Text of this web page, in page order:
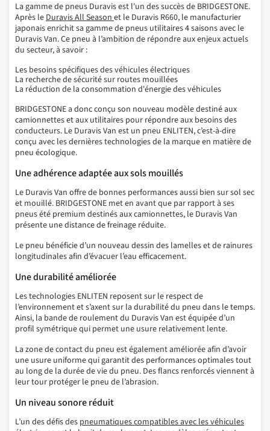
La gamme de pneus Duravis est l'un des succès de BRIDGESTONE.
Après leDuravis All Seasonet le Duravis R660, le manufacturier
japonais enrichit sa gamme de pneus utilitaires 4 saisons avec le
Duravis Van. Ce pneu à l’ambition de répondre aux enjeux actuels
du secteur, à savoir :
Les besoins spécifiques des véhicules électriques
La recherche de sécurité sur routes mouillées
La réduction de la consommation d'énergie des véhicules
BRIDGESTONE a donc conçu son nouveau modèle destiné aux
camionnettes et aux utilitaires pour répondre aux besoins des
conducteurs. Le Duravis Van est un pneu ENLITEN, c’est-à-dire
conçu avec les dernières technologies de la marque en matière de
pneu écologique.
Une adhérence adaptée aux sols mouillés
Le Duravis Van offre de bonnes performances aussi bien sur sol sec
et mouillé. BRIDGESTONE met en avant que par rapport à ses
pneus été premium destinés aux camionnettes, le Duravis Van
présente une distance de freinage réduite.
Le pneu bénéficie d’un nouveau dessin des lamelles et de rainures
longitudinales afin d’évacuer l’eau efficacement.
Une durabilité améliorée
Les technologies ENLITEN reposent sur le respect de
l’environnement et s’axent sur la durabilité du pneu dans le temps.
Ainsi, la bande de roulement du Duravis Van est équipée d’un
profil symétrique qui permet une usure relativement lente.
La zone de contact du pneu est également améliorée afin d’avoir
une usure uniforme qui garantit des performances optimales tout
au long de la durée de vie du pneu. Des flancs renforcés viennent à
leur tour protéger le pneu de l’abrasion.
Un niveau sonore réduit
L’un des défis des pneumatiques compatibles avec les véhicules